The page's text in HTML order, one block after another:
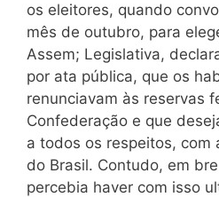
os eleitores, quando
mês de outubro, para
Assem; Legislativa,
por ata pública, que os
renunciavam às reservas
Confederação e que
a todos os respeitos, com
do Brasil. Contudo, em
percebia haver com isso